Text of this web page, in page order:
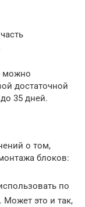
можно
достаточной
35 дней.
о том,
блоков:
по
Может это и так,